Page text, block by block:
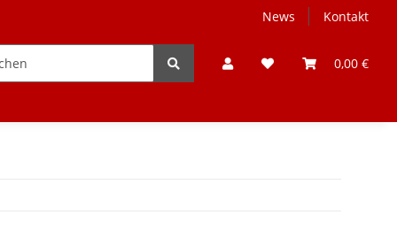
News Kontakt
0,00 €
Weine Deutschland Winzer Alle